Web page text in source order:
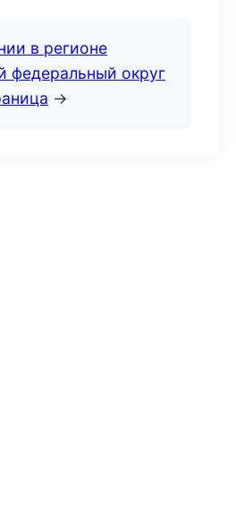
в регионе
федеральный округ
→